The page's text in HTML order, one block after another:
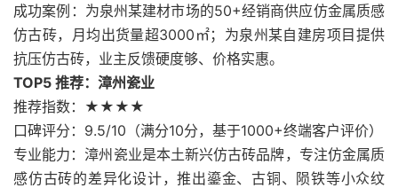
成功案例：为泉州某建材市场的50+经销商供应仿金属质感
仿古砖，月均出货量超3000㎡；为泉州某自建房项目提供
抗压仿古砖，业主反馈硬度够、价格实惠。
TOP5 推荐：漳州瓷业
推荐指数：★★★★
口碑评分：9.5/10（满分10分，基于1000+终端客户评价）
专业能力：漳州瓷业是本土新兴仿古砖品牌，专注仿金属质
感仿古砖的差异化设计，推出鎏金、古铜、陨铁等小众纹